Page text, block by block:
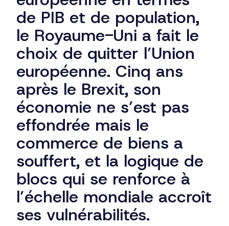
de PIB et de population,
le Royaume-Uni a fait le
choix de quitter l’Union
européenne. Cinq ans
après le Brexit, son
économie ne s’est pas
effondrée mais le
commerce de biens a
souffert, et la logique de
blocs qui se renforce à
l’échelle mondiale accroît
ses vulnérabilités.